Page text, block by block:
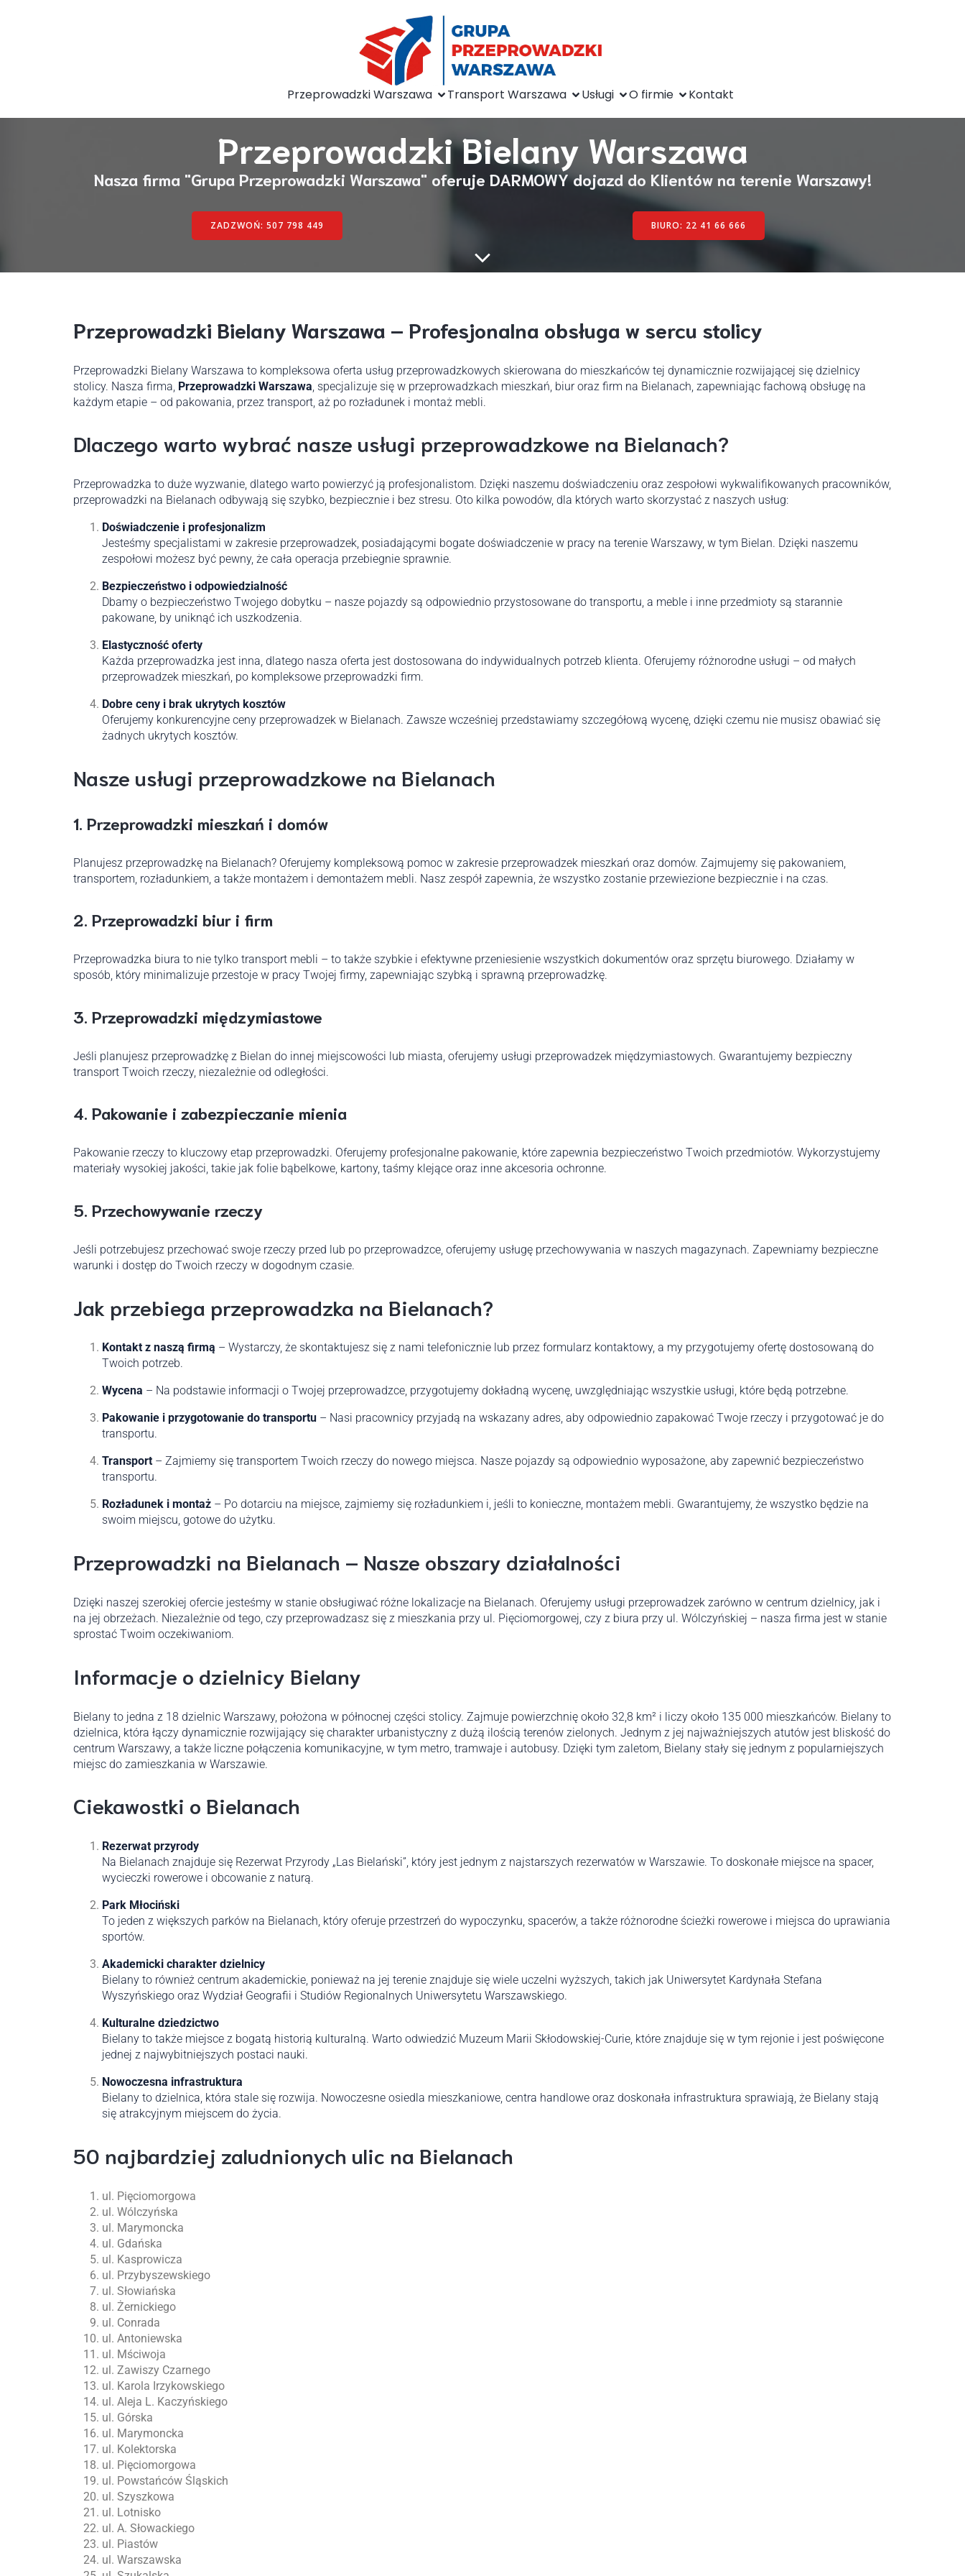
Przeprowadzki Warszawa Transport Warszawa Usługi O firmie Kontakt
Przeprowadzki Bielany Warszawa
Nasza firma "Grupa Przeprowadzki Warszawa" oferuje DARMOWY dojazd do Klientów na terenie Warszawy!
ZADZWOŃ: 507 798 449 BIURO: 22 41 66 666
Przeprowadzki Bielany Warszawa – Profesjonalna obsługa w sercu stolicy
Przeprowadzki Bielany Warszawa to kompleksowa oferta usług przeprowadzkowych skierowana do mieszkańców tej dynamicznie rozwijającej się dzielnicy
stolicy. Nasza firma, Przeprowadzki Warszawa , specjalizuje się w przeprowadzkach mieszkań, biur oraz firm na Bielanach, zapewniając fachową obsługę na
każdym etapie – od pakowania, przez transport, aż po rozładunek i montaż mebli.
Dlaczego warto wybrać nasze usługi przeprowadzkowe na Bielanach?
Przeprowadzka to duże wyzwanie, dlatego warto powierzyć ją profesjonalistom. Dzięki naszemu doświadczeniu oraz zespołowi wykwalifikowanych pracowników,
przeprowadzki na Bielanach odbywają się szybko, bezpiecznie i bez stresu. Oto kilka powodów, dla których warto skorzystać z naszych usług:
Doświadczenie i profesjonalizm
Jesteśmy specjalistami w zakresie przeprowadzek, posiadającymi bogate doświadczenie w pracy na terenie Warszawy, w tym Bielan. Dzięki naszemu
zespołowi możesz być pewny, że cała operacja przebiegnie sprawnie.
Bezpieczeństwo i odpowiedzialność
Dbamy o bezpieczeństwo Twojego dobytku – nasze pojazdy są odpowiednio przystosowane do transportu, a meble i inne przedmioty są starannie
pakowane, by uniknąć ich uszkodzenia.
Elastyczność oferty
Każda przeprowadzka jest inna, dlatego nasza oferta jest dostosowana do indywidualnych potrzeb klienta. Oferujemy różnorodne usługi – od małych
przeprowadzek mieszkań, po kompleksowe przeprowadzki firm.
Dobre ceny i brak ukrytych kosztów
Oferujemy konkurencyjne ceny przeprowadzek w Bielanach. Zawsze wcześniej przedstawiamy szczegółową wycenę, dzięki czemu nie musisz obawiać się
żadnych ukrytych kosztów.
Nasze usługi przeprowadzkowe na Bielanach
1. Przeprowadzki mieszkań i domów
Planujesz przeprowadzkę na Bielanach? Oferujemy kompleksową pomoc w zakresie przeprowadzek mieszkań oraz domów. Zajmujemy się pakowaniem,
transportem, rozładunkiem, a także montażem i demontażem mebli. Nasz zespół zapewnia, że wszystko zostanie przewiezione bezpiecznie i na czas.
2. Przeprowadzki biur i firm
Przeprowadzka biura to nie tylko transport mebli – to także szybkie i efektywne przeniesienie wszystkich dokumentów oraz sprzętu biurowego. Działamy w
sposób, który minimalizuje przestoje w pracy Twojej firmy, zapewniając szybką i sprawną przeprowadzkę.
3. Przeprowadzki międzymiastowe
Jeśli planujesz przeprowadzkę z Bielan do innej miejscowości lub miasta, oferujemy usługi przeprowadzek międzymiastowych. Gwarantujemy bezpieczny
transport Twoich rzeczy, niezależnie od odległości.
4. Pakowanie i zabezpieczanie mienia
Pakowanie rzeczy to kluczowy etap przeprowadzki. Oferujemy profesjonalne pakowanie, które zapewnia bezpieczeństwo Twoich przedmiotów. Wykorzystujemy
materiały wysokiej jakości, takie jak folie bąbelkowe, kartony, taśmy klejące oraz inne akcesoria ochronne.
5. Przechowywanie rzeczy
Jeśli potrzebujesz przechować swoje rzeczy przed lub po przeprowadzce, oferujemy usługę przechowywania w naszych magazynach. Zapewniamy bezpieczne
warunki i dostęp do Twoich rzeczy w dogodnym czasie.
Jak przebiega przeprowadzka na Bielanach?
Kontakt z naszą firmą – Wystarczy, że skontaktujesz się z nami telefonicznie lub przez formularz kontaktowy, a my przygotujemy ofertę dostosowaną do
Twoich potrzeb.
Wycena – Na podstawie informacji o Twojej przeprowadzce, przygotujemy dokładną wycenę, uwzględniając wszystkie usługi, które będą potrzebne.
Pakowanie i przygotowanie do transportu – Nasi pracownicy przyjadą na wskazany adres, aby odpowiednio zapakować Twoje rzeczy i przygotować je do
transportu.
Transport – Zajmiemy się transportem Twoich rzeczy do nowego miejsca. Nasze pojazdy są odpowiednio wyposażone, aby zapewnić bezpieczeństwo
transportu.
Rozładunek i montaż – Po dotarciu na miejsce, zajmiemy się rozładunkiem i, jeśli to konieczne, montażem mebli. Gwarantujemy, że wszystko będzie na
swoim miejscu, gotowe do użytku.
Przeprowadzki na Bielanach – Nasze obszary działalności
Dzięki naszej szerokiej ofercie jesteśmy w stanie obsługiwać różne lokalizacje na Bielanach. Oferujemy usługi przeprowadzek zarówno w centrum dzielnicy, jak i
na jej obrzeżach. Niezależnie od tego, czy przeprowadzasz się z mieszkania przy ul. Pięciomorgowej, czy z biura przy ul. Wólczyńskiej – nasza firma jest w stanie
sprostać Twoim oczekiwaniom.
Informacje o dzielnicy Bielany
Bielany to jedna z 18 dzielnic Warszawy, położona w północnej części stolicy. Zajmuje powierzchnię około 32,8 km² i liczy około 135 000 mieszkańców. Bielany to
dzielnica, która łączy dynamicznie rozwijający się charakter urbanistyczny z dużą ilością terenów zielonych. Jednym z jej najważniejszych atutów jest bliskość do
centrum Warszawy, a także liczne połączenia komunikacyjne, w tym metro, tramwaje i autobusy. Dzięki tym zaletom, Bielany stały się jednym z popularniejszych
miejsc do zamieszkania w Warszawie.
Ciekawostki o Bielanach
Rezerwat przyrody
Na Bielanach znajduje się Rezerwat Przyrody „Las Bielański”, który jest jednym z najstarszych rezerwatów w Warszawie. To doskonałe miejsce na spacer,
wycieczki rowerowe i obcowanie z naturą.
Park Młociński
To jeden z większych parków na Bielanach, który oferuje przestrzeń do wypoczynku, spacerów, a także różnorodne ścieżki rowerowe i miejsca do uprawiania
sportów.
Akademicki charakter dzielnicy
Bielany to również centrum akademickie, ponieważ na jej terenie znajduje się wiele uczelni wyższych, takich jak Uniwersytet Kardynała Stefana
Wyszyńskiego oraz Wydział Geografii i Studiów Regionalnych Uniwersytetu Warszawskiego.
Kulturalne dziedzictwo
Bielany to także miejsce z bogatą historią kulturalną. Warto odwiedzić Muzeum Marii Skłodowskiej-Curie, które znajduje się w tym rejonie i jest poświęcone
jednej z najwybitniejszych postaci nauki.
Nowoczesna infrastruktura
Bielany to dzielnica, która stale się rozwija. Nowoczesne osiedla mieszkaniowe, centra handlowe oraz doskonała infrastruktura sprawiają, że Bielany stają
się atrakcyjnym miejscem do życia.
50 najbardziej zaludnionych ulic na Bielanach
ul. Pięciomorgowa
ul. Wólczyńska
ul. Marymoncka
ul. Gdańska
ul. Kasprowicza
ul. Przybyszewskiego
ul. Słowiańska
ul. Żernickiego
ul. Conrada
ul. Antoniewska
ul. Mściwoja
ul. Zawiszy Czarnego
ul. Karola Irzykowskiego
ul. Aleja L. Kaczyńskiego
ul. Górska
ul. Marymoncka
ul. Kolektorska
ul. Pięciomorgowa
ul. Powstańców Śląskich
ul. Szyszkowa
ul. Lotnisko
ul. A. Słowackiego
ul. Piastów
ul. Warszawska